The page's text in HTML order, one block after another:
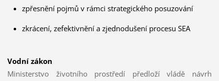
zpřesnění pojmů v rámci strategického posuzování
zkrácení, zefektivnění a zjednodušení procesu SEA
Vodní zákon
Ministerstvo životního prostředí předloží vládě návrh